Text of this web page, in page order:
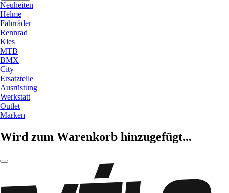
Neuheiten
Helme
Fahrräder
Rennrad
Kies
MTB
BMX
City
Ersatzteile
Ausrüstung
Werkstatt
Outlet
Marken
Wird zum Warenkorb hinzugefügt...